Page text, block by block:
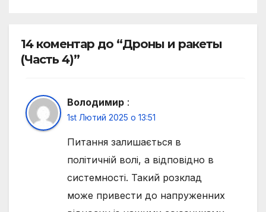
14 коментар до “Дроны и ракеты
(Часть 4)”
Володимир :
1st Лютий 2025 о 13:51
Питання залишається в
політичній волі, а відповідно в
системності. Такий розклад
може привести до напруженних